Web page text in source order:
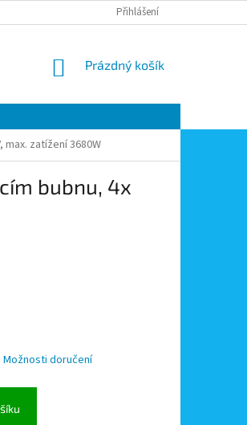
MOJE OBJEDNÁVKA
Přihlášení
NÁKUPNÍ
Prázdný košík
max. zatížení 3680W
bubnu, 4x
Možnosti doručení